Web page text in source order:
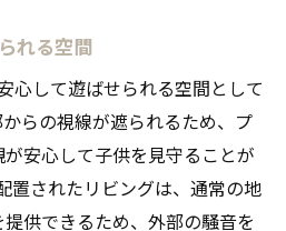
れる空間
心して遊ばせられる空間として
らの視線が遮られるため、プ
安心して子供を見守ることが
置されたリビングは、通常の地
供できるため、外部の騒音を